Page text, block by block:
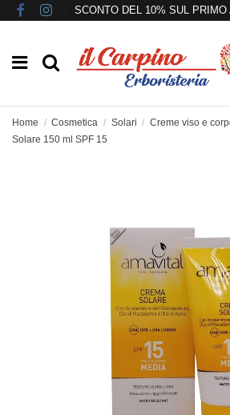
SCONTO DEL 10% SUL PRIMO
Home Cosmetica Solari Creme viso e
Solare 150 ml SPF 15